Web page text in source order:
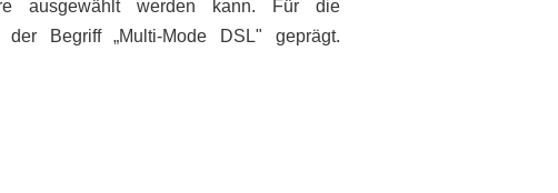
ausgewählt werden kann. Für die
Begriff „Multi-Mode DSL" geprägt.